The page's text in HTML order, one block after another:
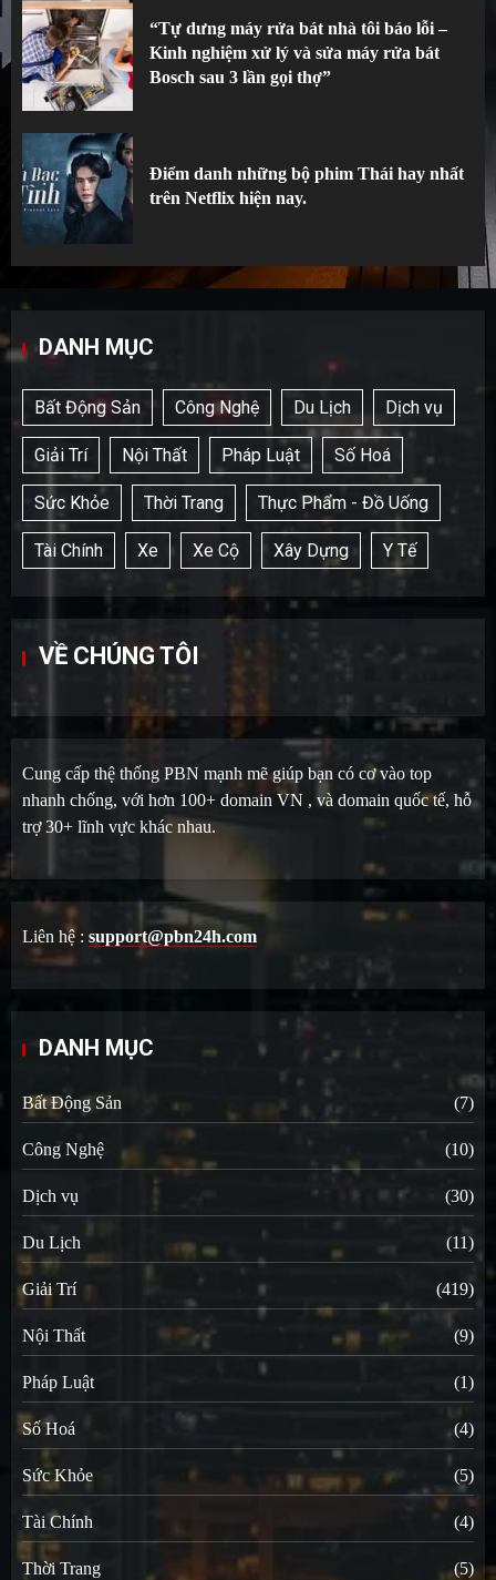
“Tự dưng máy rửa bát nhà tôi báo lỗi –
Kinh nghiệm xử lý và sửa máy rửa bát
Bosch sau 3 lần gọi thợ”
Điểm danh những bộ phim Thái hay nhất
trên Netflix hiện nay.
DANH MỤC
Bất Động Sản Công Nghệ Du Lịch Dịch vụ
Giải Trí Nội Thất Pháp Luật Số Hoá
Sức Khỏe Thời Trang Thực Phẩm - Đồ Uống
Tài Chính Xe Xe Cộ Xây Dựng Y Tế
VỀ CHÚNG TÔI
Cung cấp thệ thống PBN mạnh mẽ giúp bạn có cơ vào top
nhanh chống, với hơn 100+ domain VN , và domain quốc tế, hỗ
trợ 30+ lĩnh vực khác nhau.
Liên hệ : support@pbn24h.com
DANH MỤC
Bất Động Sản (7)
Công Nghệ (10)
Dịch vụ (30)
Du Lịch (11)
Giải Trí (419)
Nội Thất (9)
Pháp Luật (1)
Số Hoá (4)
Sức Khỏe (5)
Tài Chính (4)
Thời Trang (5)